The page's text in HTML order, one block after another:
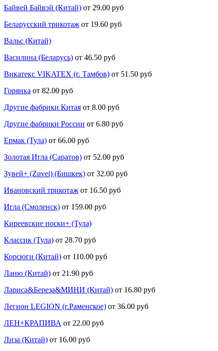
Байвей Байвэй (Китай) от 29.00 руб
Беларусский трикотаж от 19.60 руб
Вальс (Китай)
Василина (Беларусь) от 46.50 руб
Викатекс VIKATEX (г. Тамбов) от 51.50 руб
Горянка от 82.00 руб
Другие фабрики Китая от 8.00 руб
Другие фабрики России от 6.80 руб
Ермак (Тула) от 66.00 руб
Золотая Игла (Саратов) от 52.00 руб
Зувей+ (Zuvei) (Бишкек) от 32.00 руб
Ивановский трикотаж от 16.50 руб
Игла (Смоленск) от 159.00 руб
Киреевские носки+ (Тула)
Классик (Тула) от 28.70 руб
Корсюги (Китай) от 110.00 руб
Ланю (Китай) от 21.90 руб
Лариса&Береза&МИНИ (Китай) от 16.80 руб
Легион LEGION (г.Раменское) от 36.00 руб
ЛЕН+КРАПИВА от 22.00 руб
Лиза (Китай) от 16.00 руб